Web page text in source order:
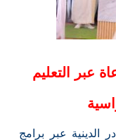
عبر التعليم
الدينية عبر برامج